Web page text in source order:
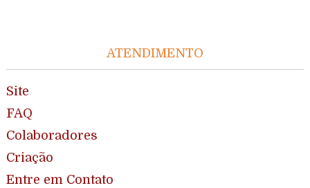
ATENDIMENTO
Site
FAQ
Colaboradores
Criação
Entre em Contato